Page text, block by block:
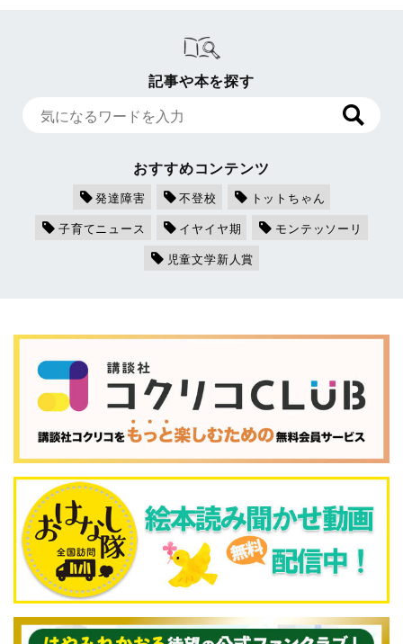
記事や本を探す
おすすめコンテンツ
発達障害 不登校
トットちゃん
子育てニュース
イヤイヤ期
モンテッソーリ
児童文学新人賞